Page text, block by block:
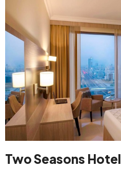
Two Seasons Hotel